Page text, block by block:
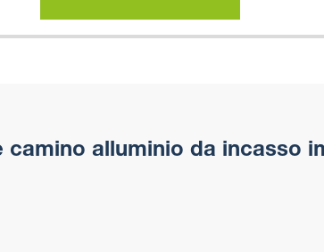
camino alluminio da incasso